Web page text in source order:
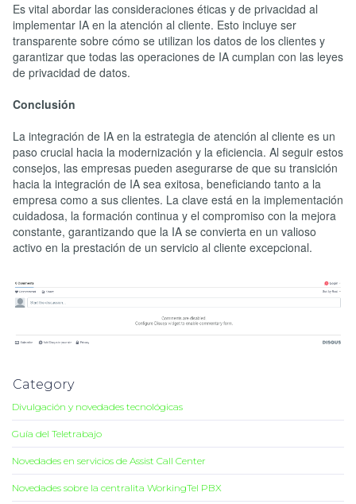
Es vital abordar las consideraciones éticas y de privacidad al
implementar IA en la atención al cliente. Esto incluye ser
transparente sobre cómo se utilizan los datos de los clientes y
garantizar que todas las operaciones de IA cumplan con las leyes
de privacidad de datos.
Conclusión
La integración de IA en la estrategia de atención al cliente es un
paso crucial hacia la modernización y la eficiencia. Al seguir estos
consejos, las empresas pueden asegurarse de que su transición
hacia la integración de IA sea exitosa, beneficiando tanto a la
empresa como a sus clientes. La clave está en la implementación
cuidadosa, la formación continua y el compromiso con la mejora
constante, garantizando que la IA se convierta en un valioso
activo en la prestación de un servicio al cliente excepcional.
Category
Divulgación y novedades tecnológicas
Guía del Teletrabajo
Novedades en servicios de Assist Call Center
Novedades sobre la centralita WorkingTel PBX